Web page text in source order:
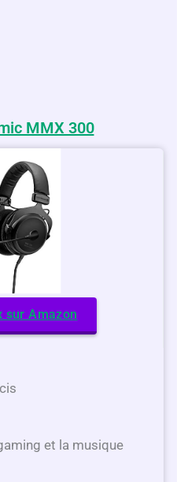
MMX 300
sur Amazon
et la musique